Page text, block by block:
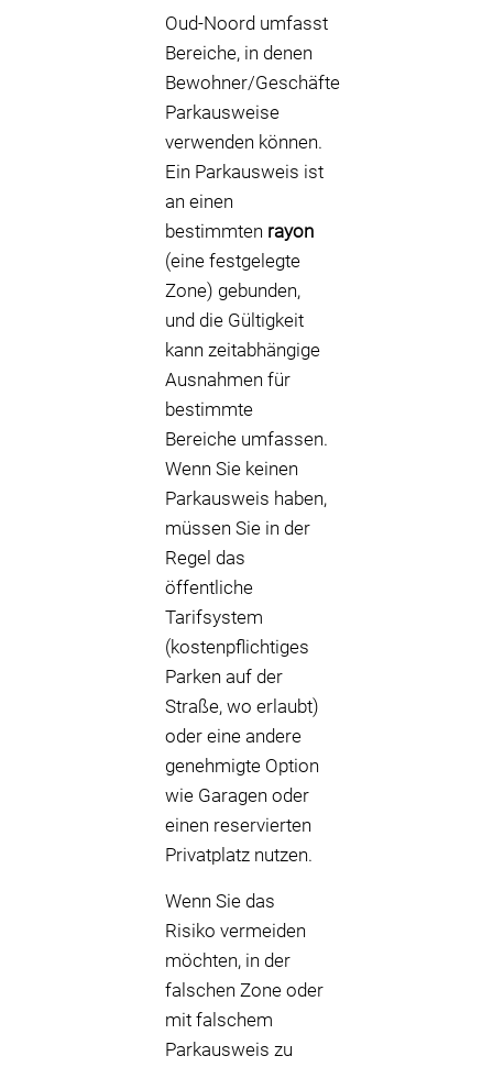
Oud-Noord umfasst
Bereiche, in denen
Bewohner/Geschäfte
Parkausweise
verwenden können.
Ein Parkausweis ist
an einen
bestimmten rayon
(eine festgelegte
Zone) gebunden,
und die Gültigkeit
kann zeitabhängige
Ausnahmen für
bestimmte
Bereiche umfassen.
Wenn Sie keinen
Parkausweis haben,
müssen Sie in der
Regel das
öffentliche
Tarifsystem
(kostenpflichtiges
Parken auf der
Straße, wo erlaubt)
oder eine andere
genehmigte Option
wie Garagen oder
einen reservierten
Privatplatz nutzen.
Wenn Sie das
Risiko vermeiden
möchten, in der
falschen Zone oder
mit falschem
Parkausweis zu